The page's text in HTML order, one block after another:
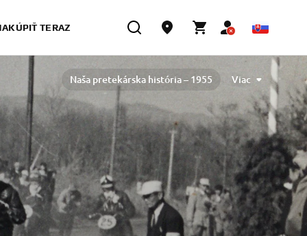
TERAZ
Naša pretekárska história – 1955
Naša pretekárska história – 1960
Naša pretekárska história – 1970
Naša pretekárska história – 1980
pretekárska história – 1990
2000 2010
Viac